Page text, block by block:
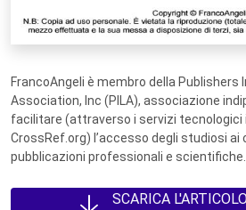
FrancoAngeli è membro della Publishers
Association, Inc (PILA), associazione
facilitare (attraverso i servizi
CrossRef.org) l’accesso degli studiosi
pubblicazioni professionali e scientifiche.
SCARICA